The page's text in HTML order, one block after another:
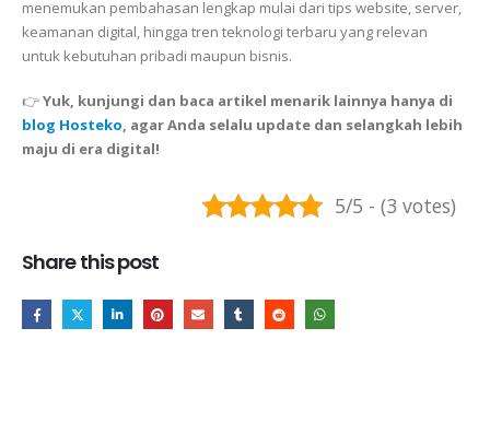
menemukan pembahasan lengkap mulai dari tips website, server,
keamanan digital, hingga tren teknologi terbaru yang relevan
untuk kebutuhan pribadi maupun bisnis.
👉Yuk, kunjungi dan baca artikel menarik lainnya hanya di
blog Hosteko, agar Anda selalu update dan selangkah lebih
maju di era digital!
5/5 - (3 votes)
Share this post